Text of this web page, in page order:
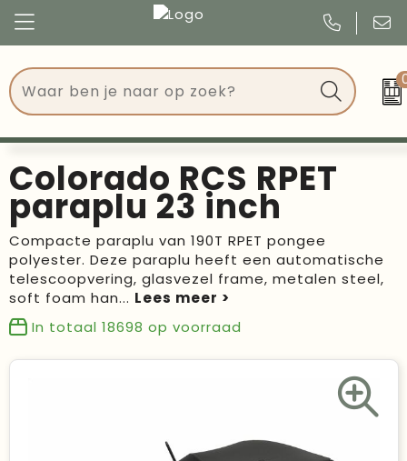
Tassen
Drinkwaren
Events
Give Aways
Geschenken
Kantoorartikelen
Duurzame keuzes
Congres
Events
Kerst
Verjaardagen
Voetbal, EK en WK
Colorado RCS RPET
paraplu 23 inch
Compacte paraplu van 190T RPET pongee
polyester. Deze paraplu heeft een automatische
telescoopvering, glasvezel frame, metalen steel,
soft foam han...
In totaal 18698 op voorraad